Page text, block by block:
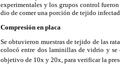
experimentales y los grupos control
dio de comer una porción de tejido
Compresión en placa
Se obtuvieron muestras de tejido de las
colocó entre dos laminillas de vidrio y se
objetivo de 10x y 20x, para verificar la